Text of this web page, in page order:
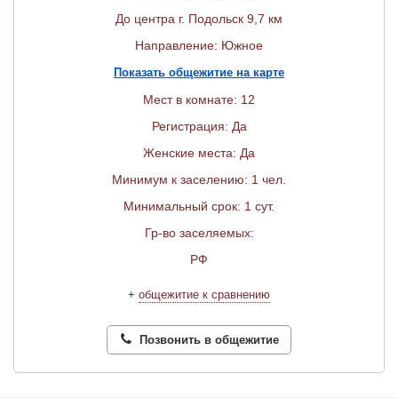
До центра г. Подольск 9,7 км
Направление: Южное
Показать общежитие на карте
Мест в комнате: 12
Регистрация: Да
Женские места: Да
Минимум к заселению: 1 чел.
Минимальный срок: 1 сут.
Гр-во заселяемых:
РФ
+ общежитие к сравнению
Позвонить в общежитие